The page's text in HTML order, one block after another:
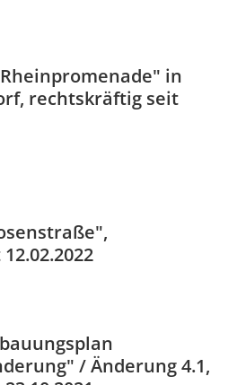
in
rechtskräftig seit
/ Änderung 4.1,